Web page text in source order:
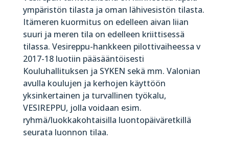
ympäristön tilasta ja oman lähivesistön tilasta.
Itämeren kuormitus on edelleen aivan liian
suuri ja meren tila on edelleen kriittisessä
tilassa. Vesireppu-hankkeen pilottivaiheessa v
2017-18 luotiin pääsääntöisesti
Kouluhallituksen ja SYKEN sekä mm. Valonian
avulla koulujen ja kerhojen käyttöön
yksinkertainen ja turvallinen työkalu,
VESIREPPU, jolla voidaan esim.
ryhmä/luokkakohtaisilla luontopäiväretkillä
seurata luonnon tilaa.